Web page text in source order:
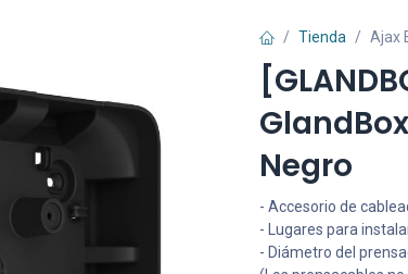
Tienda Ajax
Negro
- Accesorio de
- Lugares para
- Diámetro del